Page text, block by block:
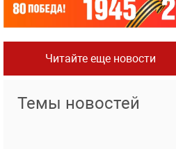
Читайте еще новости
Темы новостей